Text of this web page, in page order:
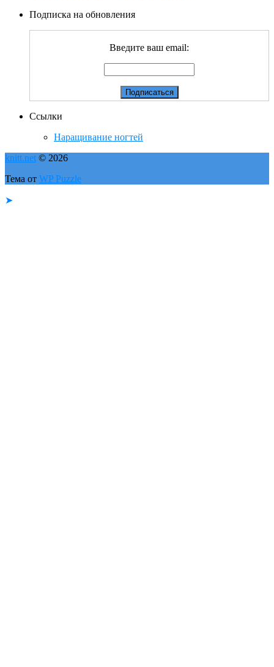
Подписка на обновления
Введите ваш email:
Ссылки
Наращивание ногтей
knitt.net © 2026
Тема от WP Puzzle
➤